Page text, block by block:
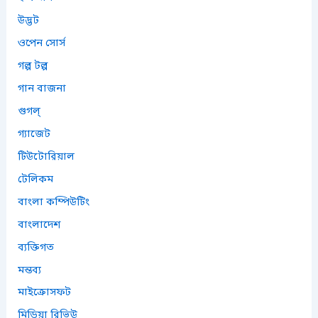
উদ্ভট
ওপেন সোর্স
গল্প টল্প
গান বাজনা
গুগল্
গ্যাজেট
টিউটোরিয়াল
টেলিকম
বাংলা কম্পিউটিং
বাংলাদেশ
ব্যক্তিগত
মন্তব্য
মাইক্রোসফট